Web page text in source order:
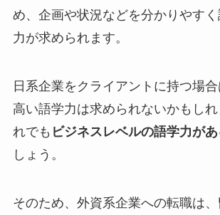
め、企画や状況などを分かりやす
力が求められます。
日系企業をクライアントに持つ場
高い語学力は求められないかもし
れでも ビジネスレベルの語学力が
しょう。
そのため、外資系企業への転職は、